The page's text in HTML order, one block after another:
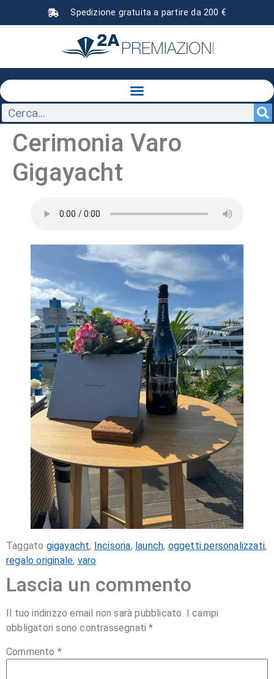
Spedizione gratuita a partire da 200 €
Cerimonia Varo
Gigayacht
Taggato gigayacht, Incisoria, launch, oggetti personalizzati,
regalo originale, varo
Lascia un commento
Il tuo indirizzo email non sarà pubblicato. I campi
obbligatori sono contrassegnati*
Commento *